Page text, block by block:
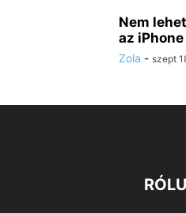
Nem
az
Zola - szept